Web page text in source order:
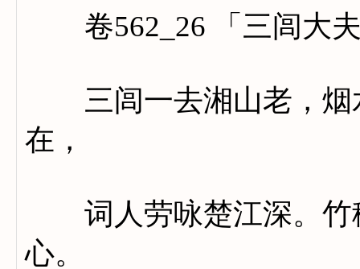
卷562_26 「三闾大
三闾一去湘山老，烟
在，
词人劳咏楚江深。竹
心。